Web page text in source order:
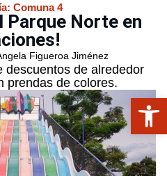
Comuna 4
Parque Norte en
Figueroa Jiménez
descuentos de alrededor
prendas de colores.
Abrir